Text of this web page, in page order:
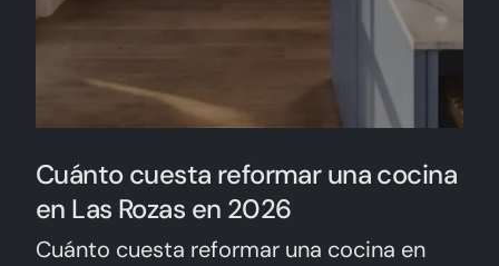
Cuánto cuesta reformar una cocina
en Las Rozas en 2026
Cuánto cuesta reformar una cocina en